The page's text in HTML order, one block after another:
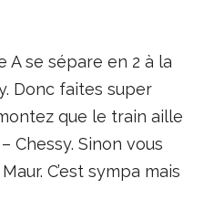
A se sépare en 2 à la
Donc faites super
que le train aille
Chessy. Sinon vous
C’est sympa mais